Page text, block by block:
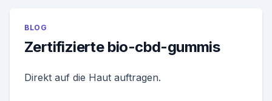
BLOG
Zertifizierte bio-cbd-gummis
Direkt auf die Haut auftragen.